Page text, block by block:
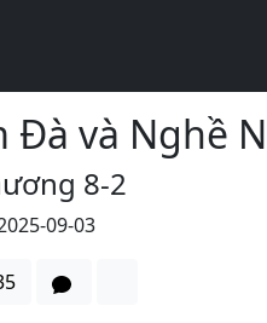
Đà và Nghề
8-2
09-03